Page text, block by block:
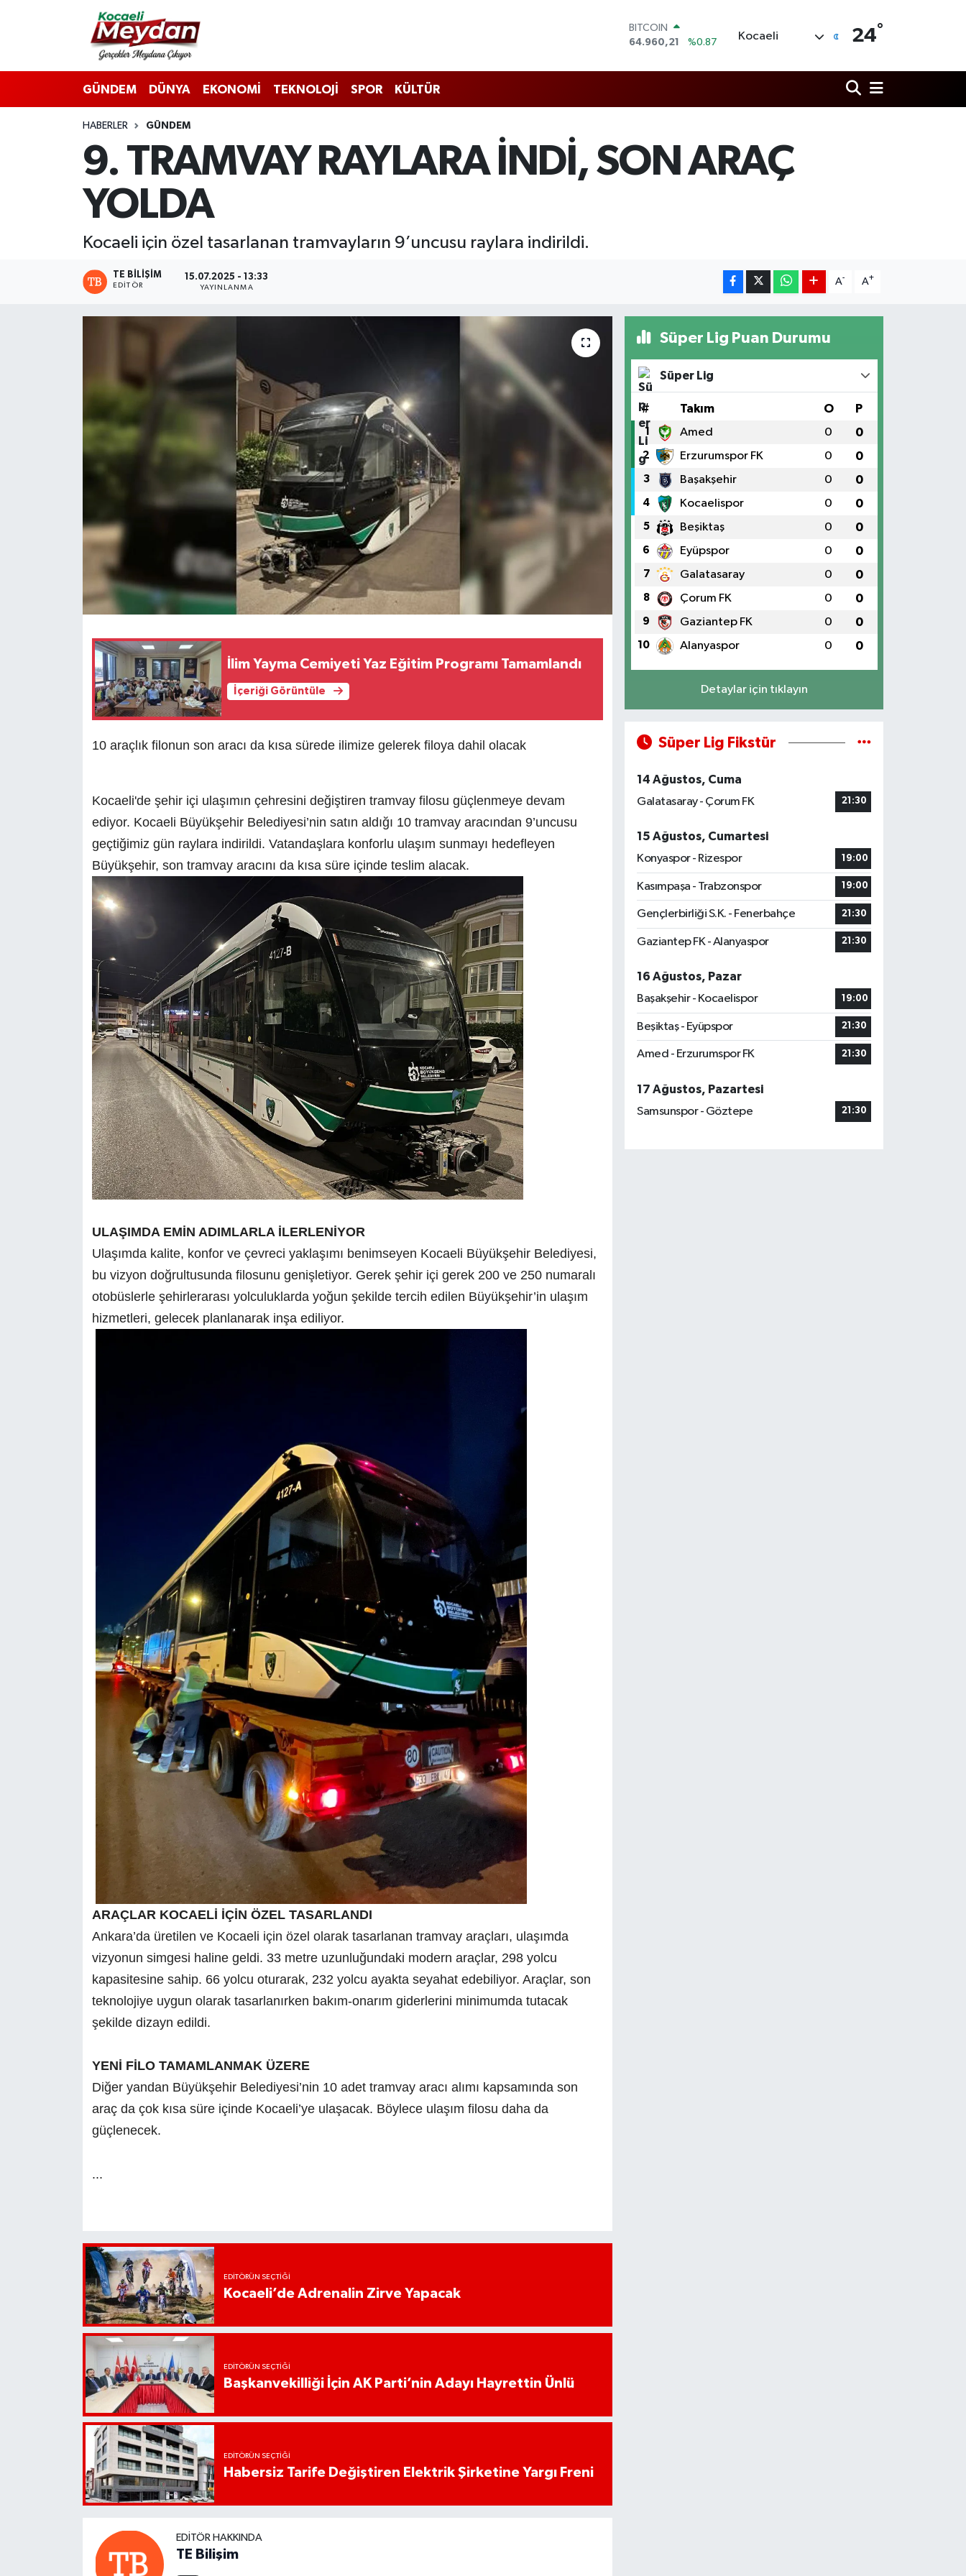
DOLAR
47,7436
%0.18
55,2510
%0.32
BİST100
13.779
%-14
BITCOIN
Kocaeli 24°
GÜNDEM DÜNYA EKONOMİ TEKNOLOJİ SPOR KÜLTÜR
HABERLER GÜNDEM
9. TRAMVAY RAYLARA İNDİ, SON ARAÇ
YOLDA
Kocaeli için özel tasarlanan tramvayların 9’uncusu raylara indirildi.
TE BILIŞIM
EDITÖR
15.07.2025 - 13:33
YAYINLANMA
A- A+
İlim Yayma Cemiyeti Yaz Eğitim Programı Tamamlandı
İçeriği Görüntüle
10 araçlık filonun son aracı da kısa sürede ilimize gelerek filoya dahil olacak
Kocaeli'de şehir içi ulaşımın çehresini değiştiren tramvay filosu güçlenmeye devam
ediyor. Kocaeli Büyükşehir Belediyesi’nin satın aldığı 10 tramvay aracından 9’uncusu
geçtiğimiz gün raylara indirildi. Vatandaşlara konforlu ulaşım sunmayı hedefleyen
Büyükşehir, son tramvay aracını da kısa süre içinde teslim alacak.
ULAŞIMDA EMİN ADIMLARLA İLERLENİYOR
Ulaşımda kalite, konfor ve çevreci yaklaşımı benimseyen Kocaeli Büyükşehir Belediyesi,
bu vizyon doğrultusunda filosunu genişletiyor. Gerek şehir içi gerek 200 ve 250 numaralı
otobüslerle şehirlerarası yolculuklarda yoğun şekilde tercih edilen Büyükşehir’in ulaşım
hizmetleri, gelecek planlanarak inşa ediliyor.
ARAÇLAR KOCAELİ İÇİN ÖZEL TASARLANDI
Ankara’da üretilen ve Kocaeli için özel olarak tasarlanan tramvay araçları, ulaşımda
vizyonun simgesi haline geldi. 33 metre uzunluğundaki modern araçlar, 298 yolcu
kapasitesine sahip. 66 yolcu oturarak, 232 yolcu ayakta seyahat edebiliyor. Araçlar, son
teknolojiye uygun olarak tasarlanırken bakım-onarım giderlerini minimumda tutacak
şekilde dizayn edildi.
YENİ FİLO TAMAMLANMAK ÜZERE
Diğer yandan Büyükşehir Belediyesi’nin 10 adet tramvay aracı alımı kapsamında son
araç da çok kısa süre içinde Kocaeli’ye ulaşacak. Böylece ulaşım filosu daha da
güçlenecek.
...
EDITÖRÜN SEÇTIĞI
Kocaeli’de Adrenalin Zirve Yapacak
EDITÖRÜN SEÇTIĞI
Başkanvekilliği İçin AK Parti’nin Adayı Hayrettin Ünlü
EDITÖRÜN SEÇTIĞI
Habersiz Tarife Değiştiren Elektrik Şirketine Yargı Freni
EDITÖR HAKKINDA
TE Bilişim
Süper Lig Puan Durumu
Süper Lig
# Takım O P
1 Amed 0 0
2 Erzurumspor FK 0 0
3 Başakşehir 0 0
4 Kocaelispor 0 0
5 Beşiktaş 0 0
6 Eyüpspor 0 0
7 Galatasaray 0 0
8 Çorum FK 0 0
9 Gaziantep FK 0 0
10 Alanyaspor 0 0
Detaylar için tıklayın
Süper Lig Fikstür
14 Ağustos, Cuma
Galatasaray - Çorum FK
21:30
15 Ağustos, Cumartesi
Konyaspor - Rizespor
19:00
Kasımpaşa - Trabzonspor 19:00
Gençlerbirliği S.K. - Fenerbahçe 21:30
Gaziantep FK - Alanyaspor 21:30
16 Ağustos, Pazar
Başakşehir - Kocaelispor
19:00
Beşiktaş - Eyüpspor 21:30
Amed - Erzurumspor FK 21:30
17 Ağustos, Pazartesi
Samsunspor - Göztepe
21:30
Nöbetçi Eczaneler
Hava Durumu
Trafik Durumu
Süper Lig Puan Durumu ve Fikstür
Tüm Manşetler
Son Dakika Haberleri
Haber Arşivi